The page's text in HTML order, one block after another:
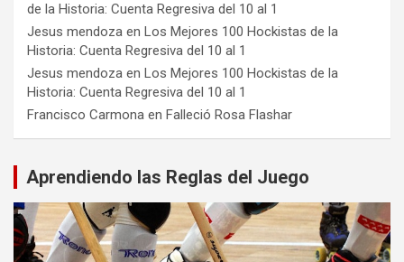
de la Historia: Cuenta Regresiva del 10 al 1
Jesus mendoza en Los Mejores 100 Hockistas de la
Historia: Cuenta Regresiva del 10 al 1
Jesus mendoza en Los Mejores 100 Hockistas de la
Historia: Cuenta Regresiva del 10 al 1
Francisco Carmona en Falleció Rosa Flashar
Aprendiendo las Reglas del Juego